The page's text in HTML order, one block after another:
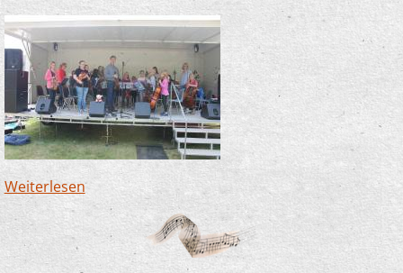
Weiterlesenüber Musik im Freibad? - Ja, das geht!